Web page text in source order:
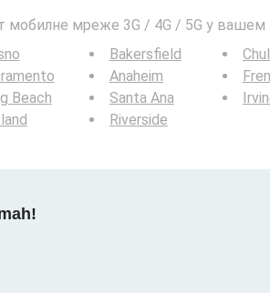
мобилне мреже 3G / 4G / 5G у вашем
Beach
Bakersfield
Anaheim
Santa Ana
Riverside